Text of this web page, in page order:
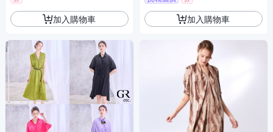
加入購物車 加入購物車